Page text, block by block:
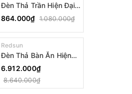
Đèn Thả Trần Hiện Đại
Phong Cách Nhật Bản
Wabi-sabi CDT-T036
Dáng A
864.000₫ 1.080.000₫
Redsun
Đèn Thả Bàn Ăn Hiện
Đại Bậc Thang Đôi
Phong Cách Nhật Bản
Wabi-sabi DC-T078A
6.912.000₫
8.640.000₫